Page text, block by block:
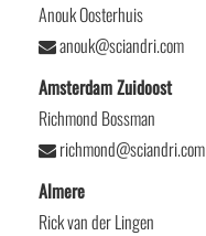
Anouk Oosterhuis
anouk@sciandri.com
Amsterdam Zuidoost
Richmond Bossman
richmond@sciandri.com
Almere
Rick van der Lingen